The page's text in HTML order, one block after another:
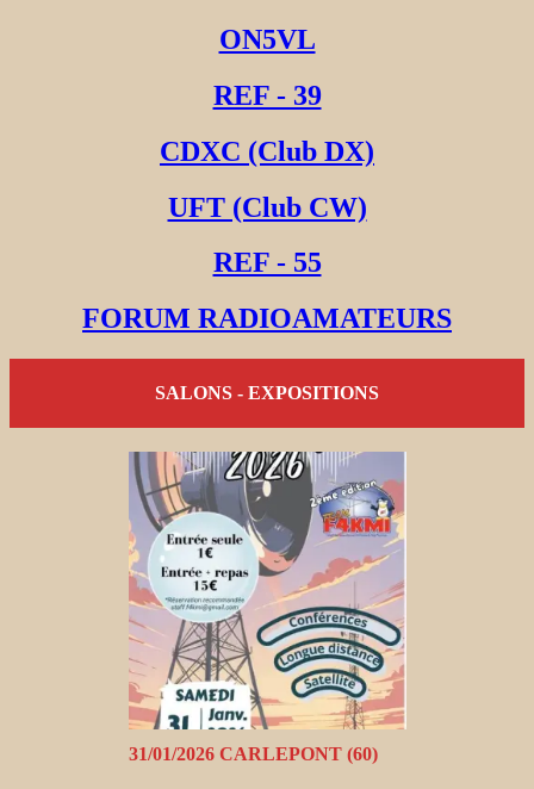
ON5VL
REF - 39
CDXC (Club DX)
UFT (Club CW)
REF - 55
FORUM RADIOAMATEURS
SALONS - EXPOSITIONS
31/01/2026 CARLEPONT (60)